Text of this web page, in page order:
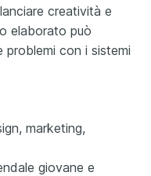
creatività e
elaborato può
con i sistemi
marketing,
giovane e